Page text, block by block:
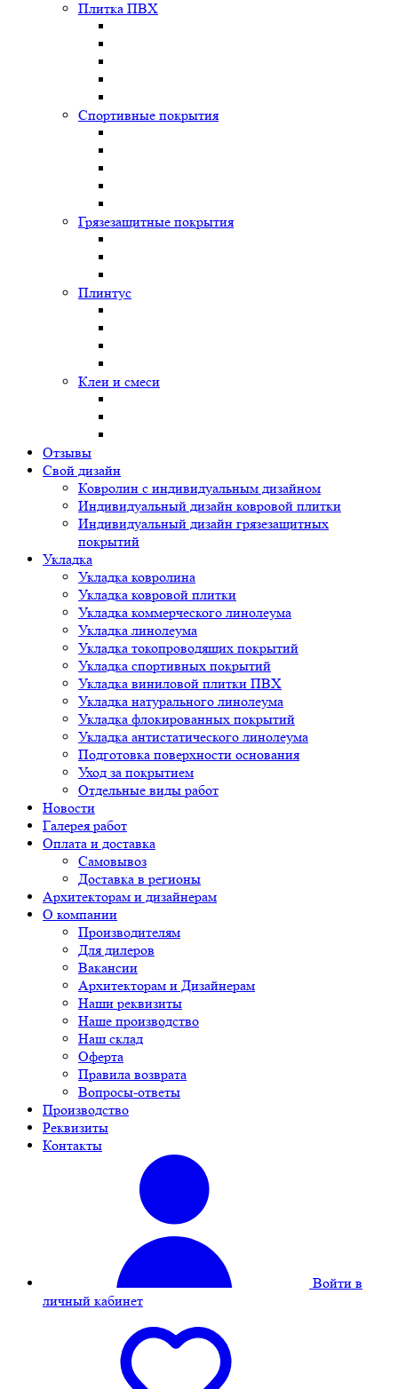
Плитка ПВХ
Спортивные покрытия
Грязезащитные покрытия
Плинтус
Клеи и смеси
Отзывы
Свой дизайн
Ковролин с индивидуальным дизайном
Индивидуальный дизайн ковровой плитки
Индивидуальный дизайн грязезащитных
покрытий
Укладка
Укладка ковролина
Укладка ковровой плитки
Укладка коммерческого линолеума
Укладка линолеума
Укладка токопроводящих покрытий
Укладка спортивных покрытий
Укладка виниловой плитки ПВХ
Укладка натурального линолеума
Укладка флокированных покрытий
Укладка антистатического линолеума
Подготовка поверхности основания
Уход за покрытием
Отдельные виды работ
Новости
Галерея работ
Оплата и доставка
Самовывоз
Доставка в регионы
Архитекторам и дизайнерам
О компании
Производителям
Для дилеров
Вакансии
Архитекторам и Дизайнерам
Наши реквизиты
Наше производство
Наш склад
Оферта
Правила возврата
Вопросы-ответы
Производство
Реквизиты
Контакты
Войти в
личный кабинет